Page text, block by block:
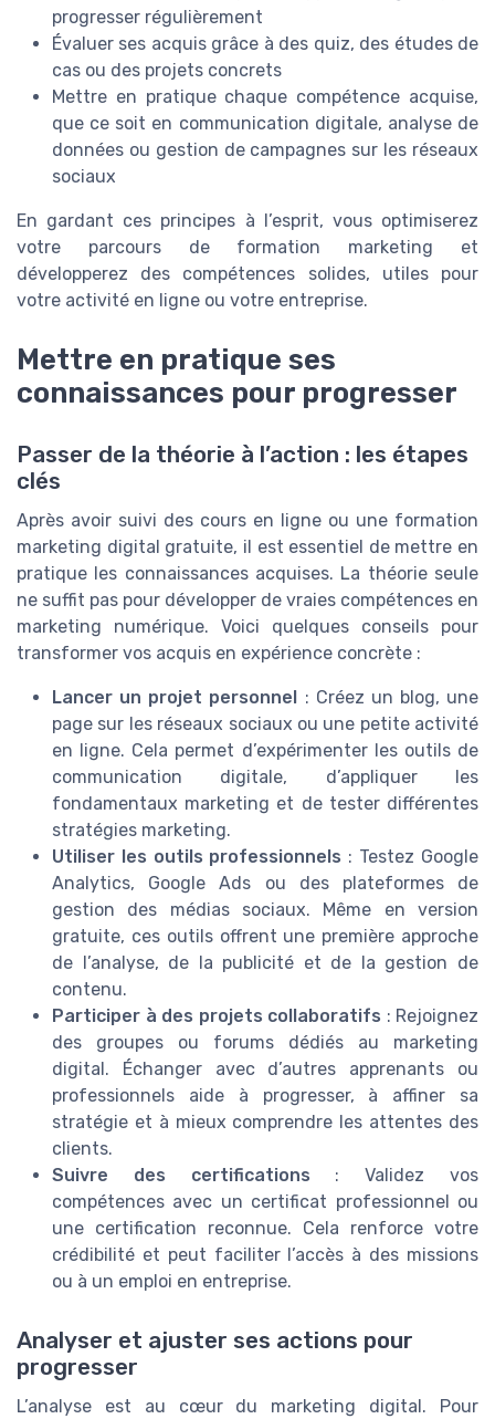
progresser régulièrement
Évaluer ses acquis grâce à des quiz, des études de
cas ou des projets concrets
Mettre en pratique chaque compétence acquise,
que ce soit en communication digitale, analyse de
données ou gestion de campagnes sur les réseaux
sociaux
En gardant ces principes à l’esprit, vous optimiserez
votre parcours de formation marketing et
développerez des compétences solides, utiles pour
votre activité en ligne ou votre entreprise.
Mettre en pratique ses
connaissances pour progresser
Passer de la théorie à l’action : les étapes
clés
Après avoir suivi des cours en ligne ou une formation
marketing digital gratuite, il est essentiel de mettre en
pratique les connaissances acquises. La théorie seule
ne suffit pas pour développer de vraies compétences en
marketing numérique. Voici quelques conseils pour
transformer vos acquis en expérience concrète :
Lancer un projet personnel
: Créez un blog, une
page sur les réseaux sociaux ou une petite activité
en ligne. Cela permet d’expérimenter les outils de
communication digitale, d’appliquer les
fondamentaux marketing et de tester différentes
stratégies marketing.
Utiliser les outils professionnels : Testez Google
Analytics, Google Ads ou des plateformes de
gestion des médias sociaux. Même en version
gratuite, ces outils offrent une première approche
de l’analyse, de la publicité et de la gestion de
contenu.
Participer à des projets collaboratifs : Rejoignez
des groupes ou forums dédiés au marketing
digital. Échanger avec d’autres apprenants ou
professionnels aide à progresser, à affiner sa
stratégie et à mieux comprendre les attentes des
clients.
Suivre des certifications : Validez vos
compétences avec un certificat professionnel ou
une certification reconnue. Cela renforce votre
crédibilité et peut faciliter l’accès à des missions
ou à un emploi en entreprise.
Analyser et ajuster ses actions pour
progresser
L’analyse est au cœur du marketing digital. Pour